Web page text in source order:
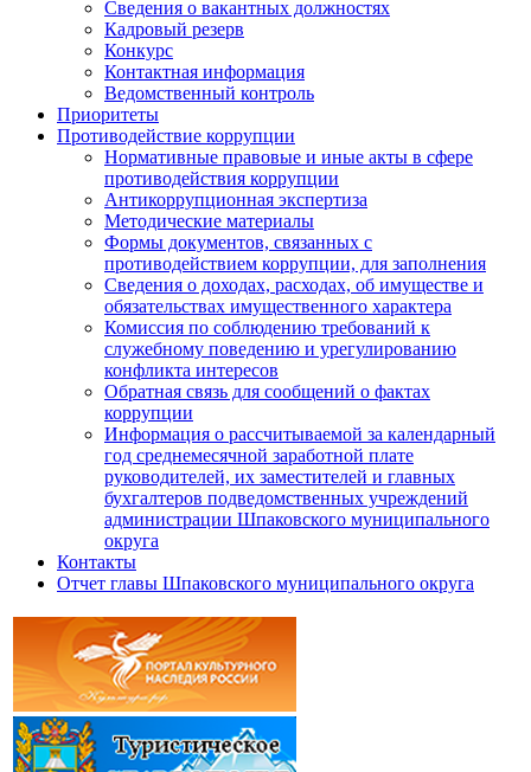
Сведения о вакантных должностях
Кадровый резерв
Конкурс
Контактная информация
Ведомственный контроль
Приоритеты
Противодействие коррупции
Нормативные правовые и иные акты в сфере
противодействия коррупции
Антикоррупционная экспертиза
Методические материалы
Формы документов, связанных с
противодействием коррупции, для заполнения
Сведения о доходах, расходах, об имуществе и
обязательствах имущественного характера
Комиссия по соблюдению требований к
служебному поведению и урегулированию
конфликта интересов
Обратная связь для сообщений о фактах
коррупции
Информация о рассчитываемой за календарный
год среднемесячной заработной плате
руководителей, их заместителей и главных
бухгалтеров подведомственных учреждений
администрации Шпаковского муниципального
округа
Контакты
Отчет главы Шпаковского муниципального округа